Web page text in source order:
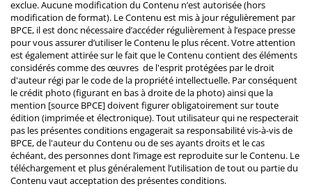
exclue. Aucune modification du Contenu n’est autorisée (hors
modification de format). Le Contenu est mis à jour régulièrement par
BPCE, il est donc nécessaire d’accéder régulièrement à l’espace presse
pour vous assurer d’utiliser le Contenu le plus récent. Votre attention
est également attirée sur le fait que le Contenu contient des éléments
considérés comme des œuvres de l'esprit protégées par le droit
d'auteur régi par le code de la propriété intellectuelle. Par conséquent
le crédit photo (figurant en bas à droite de la photo) ainsi que la
mention [source BPCE] doivent figurer obligatoirement sur toute
édition (imprimée et électronique). Tout utilisateur qui ne respecterait
pas les présentes conditions engagerait sa responsabilité vis-à-vis de
BPCE, de l'auteur du Contenu ou de ses ayants droits et le cas
échéant, des personnes dont l’image est reproduite sur le Contenu. Le
téléchargement et plus généralement l’utilisation de tout ou partie du
Contenu vaut acceptation des présentes conditions.